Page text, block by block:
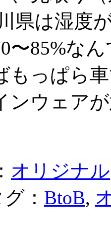
県は湿度
〜85%な
もっぱら
ンウェア
オリジナル
： BtoB,